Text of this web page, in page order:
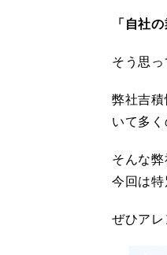
「自社
そう思
弊社吉
いて多く
そんな
今回は特
ぜひア